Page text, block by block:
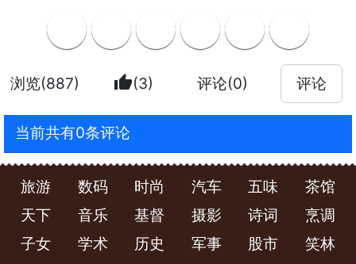
浏览(887) thumb_up(3) 评论(0) 评论
当前共有0条评论
旅游 数码 时尚 汽车 五味
茶馆
天下
音乐 基督 摄影 诗词
烹调
子女
学术 历史 军事 股市 笑林